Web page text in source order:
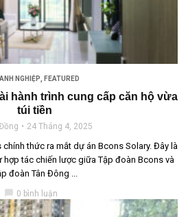
NGHIỆP FEATURED
hành trình cung cấp căn hộ vừa
túi tiền
24 Tháng 4, 2025
thức ra mắt dự án Bcons Solary. Đây là
hợp tác chiến lược giữa Tập đoàn Bcons và
đoàn Tân Đông ...
0 bình luận